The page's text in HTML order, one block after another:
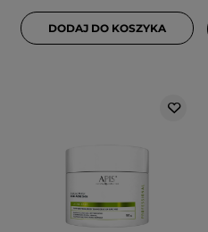
DODAJ DO KOSZYKA